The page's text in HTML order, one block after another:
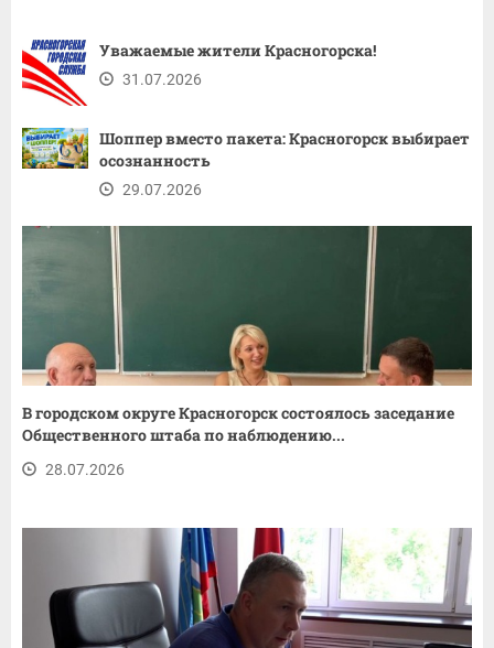
Уважаемые жители Красногорска!
31.07.2026
Шоппер вместо пакета: Красногорск выбирает
осознанность
29.07.2026
В городском округе Красногорск состоялось заседание
Общественного штаба по наблюдению...
28.07.2026